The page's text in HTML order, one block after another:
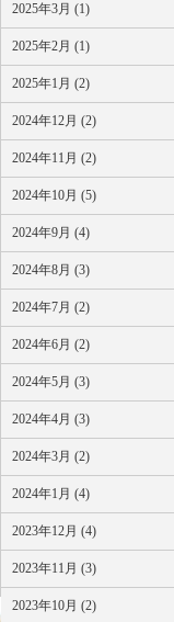
2025年3月 (1)
2025年2月 (1)
2025年1月 (2)
2024年12月 (2)
2024年11月 (2)
2024年10月 (5)
2024年9月 (4)
2024年8月 (3)
2024年7月 (2)
2024年6月 (2)
2024年5月 (3)
2024年4月 (3)
2024年3月 (2)
2024年1月 (4)
2023年12月 (4)
2023年11月 (3)
2023年10月 (2)